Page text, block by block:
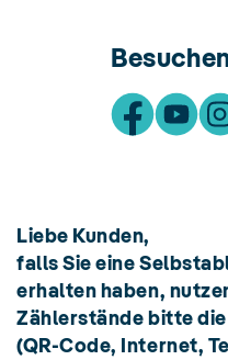
Liebe Kunden,
falls Sie eine
erhalten haben,
Zählerstände bitte
(QR-Code, Internet,